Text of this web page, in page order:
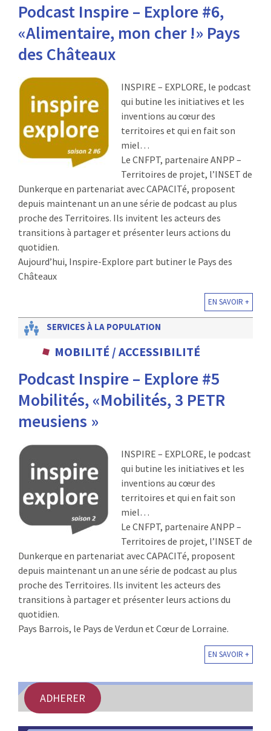
Podcast Inspire – Explore #6,
«Alimentaire, mon cher !» Pays
des Châteaux
INSPIRE – EXPLORE, le podcast
qui butine les initiatives et les
inventions au cœur des
territoires et qui en fait son
miel…
Le CNFPT, partenaire ANPP –
Territoires de projet, l’INSET de
Dunkerque en partenariat avec CAPACITé, proposent
depuis maintenant un an une série de podcast au plus
proche des Territoires. Ils invitent les acteurs des
transitions à partager et présenter leurs actions du
quotidien.
Aujourd’hui, Inspire-Explore part butiner le Pays des
Châteaux
EN SAVOIR +
SERVICES À LA POPULATION
MOBILITÉ / ACCESSIBILITÉ
Podcast Inspire – Explore #5
Mobilités, «Mobilités, 3 PETR
meusiens »
INSPIRE – EXPLORE, le podcast
qui butine les initiatives et les
inventions au cœur des
territoires et qui en fait son
miel…
Le CNFPT, partenaire ANPP –
Territoires de projet, l’INSET de
Dunkerque en partenariat avec CAPACITé, proposent
depuis maintenant un an une série de podcast au plus
proche des Territoires. Ils invitent les acteurs des
transitions à partager et présenter leurs actions du
quotidien.
Pays Barrois, le Pays de Verdun et Cœur de Lorraine.
EN SAVOIR +
ADHERER